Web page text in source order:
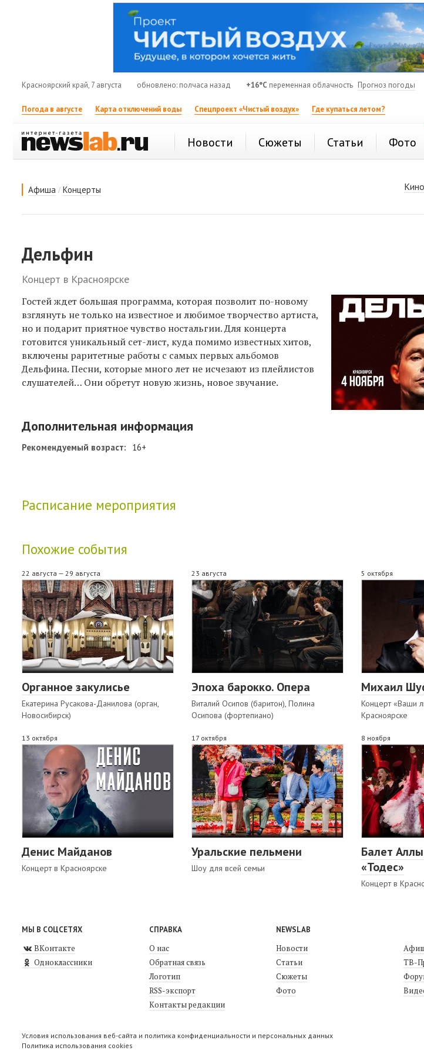
Красноярский край, 7 августа обновлено: полчаса назад +16°C переменная облачность Прогноз погоды
Погода в августе Карта отключений воды Спецпроект «Чистый воздух» Где купаться летом?
Новости Сюжеты Статьи Фото
Афиша / Концерты Кино
Дельфин
Концерт в Красноярске
Гостей ждет большая программа, которая позволит по-новому
взглянуть не только на известное и любимое творчество артиста,
но и подарит приятное чувство ностальгии. Для концерта
готовится уникальный сет-лист, куда помимо известных хитов,
включены раритетные работы с самых первых альбомов
Дельфина. Песни, которые много лет не исчезают из плейлистов
слушателей… Они обретут новую жизнь, новое звучание.
Дополнительная информация
Рекомендуемый возраст: 16+
Расписание мероприятия
Похожие события
22 августа — 29 августа
Органное закулисье
Екатерина Русакова-Данилова (орган,
Новосибирск)
23 августа
Эпоха барокко. Опера
Виталий Осипов (баритон), Полина
Осипова (фортепиано)
5 октября
Михаил
Концерт «Ваши
Красноярске
13 октября
Денис Майданов
Концерт в Красноярске
17 октября
Уральские пельмени
Шоу для всей семьи
8 ноября
Балет
«Тодес»
Концерт в
МЫ В СОЦСЕТЯХ
ВКонтакте
Одноклассники
СПРАВКА
О нас
Обратная связь
Логотип
RSS-экспорт
Контакты редакции
NEWSLAB
Новости
Статьи
Сюжеты
Фото
ТВ-
Условия использования веб-сайта и политика конфиденциальности и персональных данных
Политика использования cookies